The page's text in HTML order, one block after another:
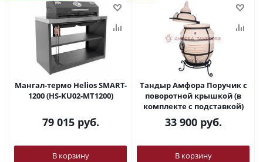
Мангал-термо Helios SMART-
1200 (HS-KU02-MT1200)
79 015руб.
В корзину
Тандыр Амфора Поручик с
поворотной крышкой (в
комплекте с подставкой)
33 900руб.
В корзину